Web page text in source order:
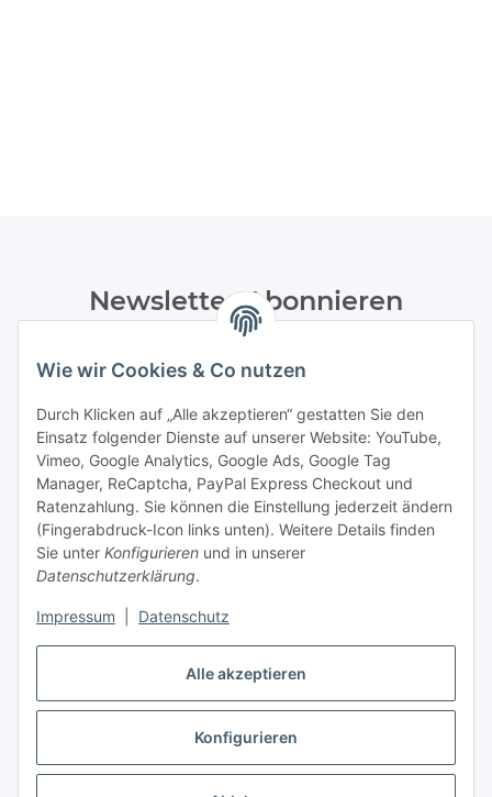
Alle akzeptieren
Konfigurieren
Wie wir Cookies & Co nutzen
Durch Klicken auf „Alle akzeptieren“ gestatten Sie den
Einsatz folgender Dienste auf unserer Website: YouTube,
Vimeo, Google Analytics, Google Ads, Google Tag
Manager, ReCaptcha, PayPal Express Checkout und
Ratenzahlung. Sie können die Einstellung jederzeit ändern
(Fingerabdruck-Icon links unten). Weitere Details finden
Sie unter Konfigurieren und in unserer
Datenschutzerklärung.
Impressum Datenschutz
Newsletter Abonnieren
Datenschutzerklärungregelmäßig und jederzeit widerruflich
Abonnieren
Informationen
Gesetzliche Informationen
Vertrag widerrufen